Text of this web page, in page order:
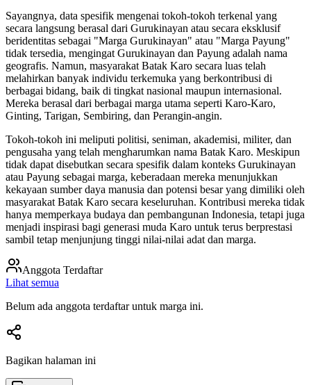
Sayangnya, data spesifik mengenai tokoh-tokoh terkenal yang
secara langsung berasal dari Gurukinayan atau secara eksklusif
beridentitas sebagai "Marga Gurukinayan" atau "Marga Payung"
tidak tersedia, mengingat Gurukinayan dan Payung adalah nama
geografis. Namun, masyarakat Batak Karo secara luas telah
melahirkan banyak individu terkemuka yang berkontribusi di
berbagai bidang, baik di tingkat nasional maupun internasional.
Mereka berasal dari berbagai marga utama seperti Karo-Karo,
Ginting, Tarigan, Sembiring, dan Perangin-angin.
Tokoh-tokoh ini meliputi politisi, seniman, akademisi, militer, dan
pengusaha yang telah mengharumkan nama Batak Karo. Meskipun
tidak dapat disebutkan secara spesifik dalam konteks Gurukinayan
atau Payung sebagai marga, keberadaan mereka menunjukkan
kekayaan sumber daya manusia dan potensi besar yang dimiliki oleh
masyarakat Batak Karo secara keseluruhan. Kontribusi mereka tidak
hanya memperkaya budaya dan pembangunan Indonesia, tetapi juga
menjadi inspirasi bagi generasi muda Karo untuk terus berprestasi
sambil tetap menjunjung tinggi nilai-nilai adat dan marga.
Anggota Terdaftar
Lihat semua
Belum ada anggota terdaftar untuk marga ini.
Bagikan halaman ini